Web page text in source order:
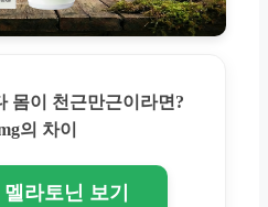
몸이 천근만근이라면?
의 차이
라토닌 보기